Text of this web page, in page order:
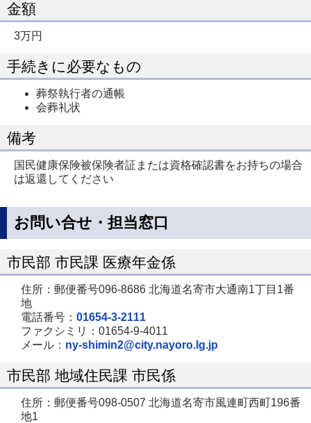
金額
3万円
手続きに必要なもの
葬祭執行者の通帳
会葬礼状
備考
国民健康保険被保険者証または資格確認書をお持ちの場合
は返還してください
お問い合せ・担当窓口
市民部 市民課 医療年金係
住所：郵便番号096-8686 北海道名寄市大通南1丁目1番
地
電話番号： 01654-3-2111
ファクシミリ：01654-9-4011
メール： ny-shimin2@city.nayoro.lg.jp
市民部 地域住民課 市民係
住所：郵便番号098-0507 北海道名寄市風連町西町196番
地1